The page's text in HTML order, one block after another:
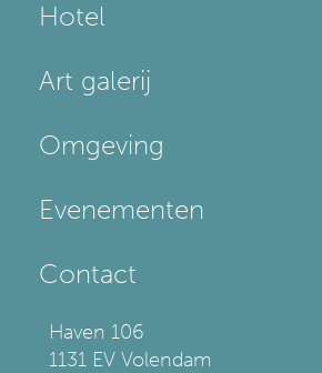
Hotel
Art galerij
Omgeving
Evenementen
Contact
Haven 106
1131 EV Volendam